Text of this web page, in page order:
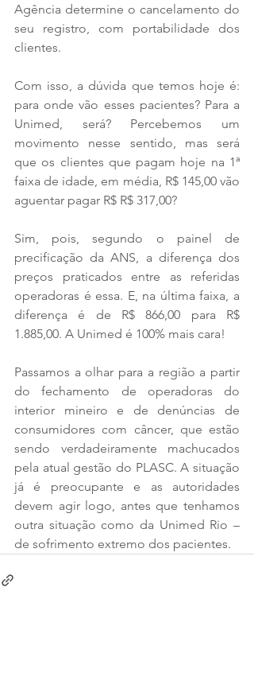
Agência determine o cancelamento do
seu registro, com portabilidade dos
clientes.
Com isso, a dúvida que temos hoje é:
para onde vão esses pacientes? Para a
Unimed, será? Percebemos um
movimento nesse sentido, mas será
que os clientes que pagam hoje na 1ª
faixa de idade, em média, R$ 145,00 vão
aguentar pagar R$ R$ 317,00?
Sim, pois, segundo o painel de
precificação da ANS, a diferença dos
preços praticados entre as referidas
operadoras é essa. E, na última faixa, a
diferença é de R$ 866,00 para R$
1.885,00. A Unimed é 100% mais cara!
Passamos a olhar para a região a partir
do fechamento de operadoras do
interior mineiro e de denúncias de
consumidores com câncer, que estão
sendo verdadeiramente machucados
pela atual gestão do PLASC. A situação
já é preocupante e as autoridades
devem agir logo, antes que tenhamos
outra situação como da Unimed Rio –
de sofrimento extremo dos pacientes.